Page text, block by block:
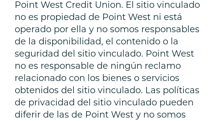
Point West Credit Union. El sitio vinculado
no es propiedad de Point West ni está
operado por ella y no somos responsables
de la disponibilidad, el contenido o la
seguridad del sitio vinculado. Point West
no es responsable de ningún reclamo
relacionado con los bienes o servicios
obtenidos del sitio vinculado. Las políticas
de privacidad del sitio vinculado pueden
diferir de las de Point West y no somos